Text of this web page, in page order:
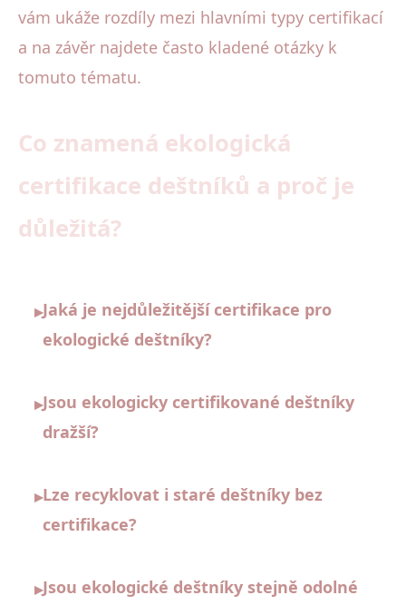
vám ukáže rozdíly mezi hlavními typy certifikací
a na závěr najdete často kladené otázky k
tomuto tématu.
Co znamená ekologická
certifikace deštníků a proč je
důležitá?
▸Jaká je nejdůležitější certifikace pro
ekologické deštníky?
▸Jsou ekologicky certifikované deštníky
dražší?
▸Lze recyklovat i staré deštníky bez
certifikace?
▸Jsou ekologické deštníky stejně odolné